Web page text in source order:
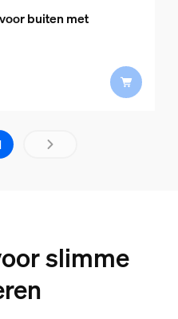
buiten met
resultatenpagina 1 niet 1
slimme